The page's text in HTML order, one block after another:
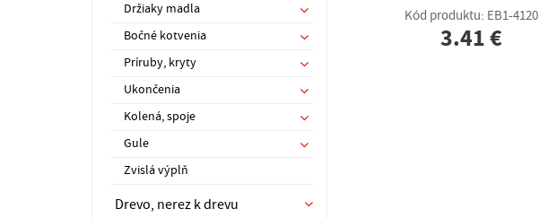
Držiaky madla
Bočné kotvenia
Príruby, kryty
Ukončenia
Kolená, spoje
Gule
Zvislá výplň
Drevo, nerez k drevu
Kód produktu: EB1-4120
3.41 €